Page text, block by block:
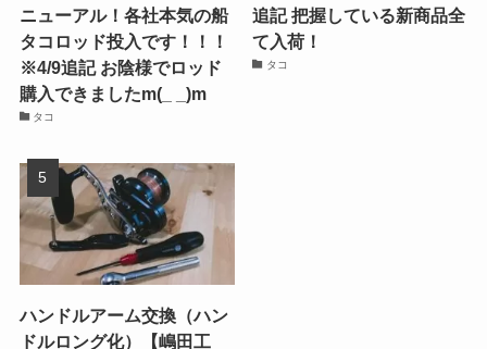
ニューアル！各社本気の船
タコロッド投入です！！！
※4/9追記 お陰様でロッド
購入できましたm(_ _)m
タコ
追記 把握している新商品全
て入荷！
タコ
ハンドルアーム交換（ハン
ドルロング化）【嶋田工